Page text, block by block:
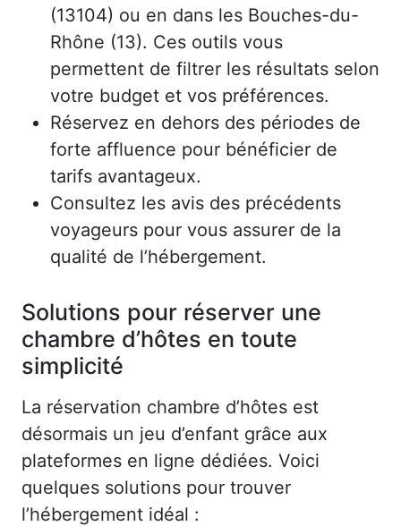
(13104) ou en dans les Bouches-du-
Rhône (13). Ces outils vous
permettent de filtrer les résultats selon
votre budget et vos préférences.
Réservez en dehors des périodes de
forte affluence pour bénéficier de
tarifs avantageux.
Consultez les avis des précédents
voyageurs pour vous assurer de la
qualité de l’hébergement.
Solutions pour réserver une
chambre d’hôtes en toute
simplicité
La réservation chambre d’hôtes est
désormais un jeu d’enfant grâce aux
plateformes en ligne dédiées. Voici
quelques solutions pour trouver
l’hébergement idéal :